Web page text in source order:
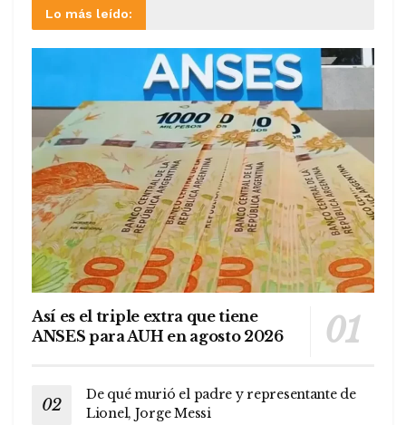
Lo más leído:
Así es el triple extra que tiene
ANSES para AUH en agosto 2026
De qué murió el padre y representante de
Lionel, Jorge Messi